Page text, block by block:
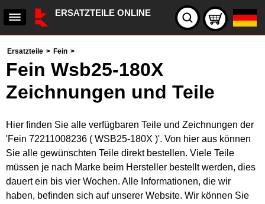
ERSATZTEILE ONLINE
Ersatzteile > Fein >
Fein Wsb25-180X
Zeichnungen und Teile
Hier finden Sie alle verfügbaren Teile und Zeichnungen der
'Fein 72211008236 ( WSB25-180X )'. Von hier aus können
Sie alle gewünschten Teile direkt bestellen. Viele Teile
müssen je nach Marke beim Hersteller bestellt werden, dies
dauert ein bis vier Wochen. Alle Informationen, die wir
haben, befinden sich auf unserer Website. Wir können Sie